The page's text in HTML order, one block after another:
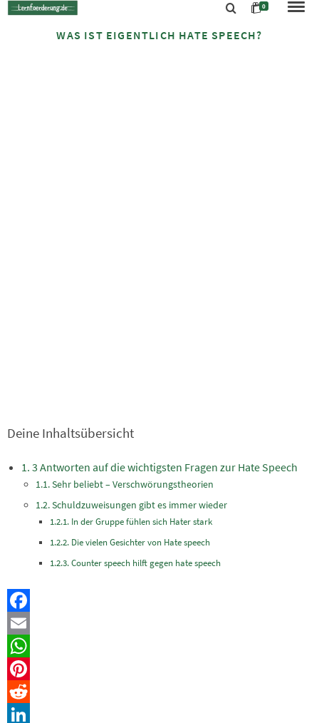
0
WAS IST EIGENTLICH HATE SPEECH?
Deine Inhaltsübersicht
3 Antworten auf die wichtigsten Fragen zur Hate Speech
Sehr beliebt – Verschwörungstheorien
Schuldzuweisungen gibt es immer wieder
In der Gruppe fühlen sich Hater stark
Die vielen Gesichter von Hate speech
Counter speech hilft gegen hate speech
Facebook
Email
WhatsApp
Pinterest
Reddit